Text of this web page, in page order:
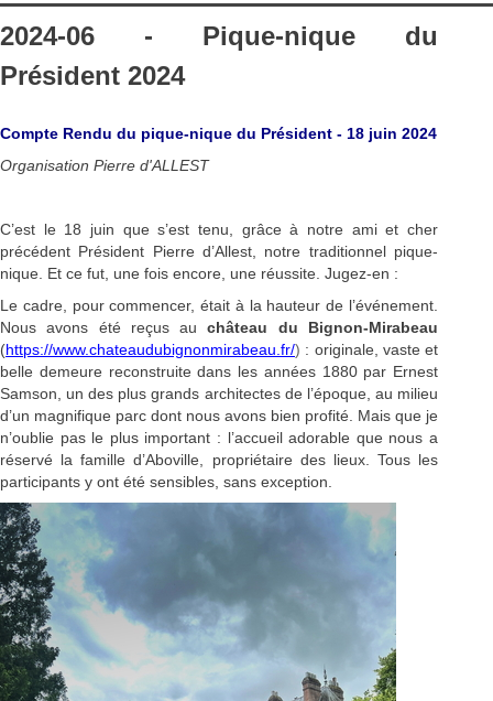
2024-06 - Pique-nique du
Président 2024
Compte Rendu du pique-nique du Président - 18 juin 2024
Organisation Pierre d'ALLEST
C’est le 18 juin que s’est tenu, grâce à notre ami et cher
précédent Président Pierre d’Allest, notre traditionnel pique-
nique. Et ce fut, une fois encore, une réussite. Jugez-en :
Le cadre, pour commencer, était à la hauteur de l’événement.
Nous avons été reçus auchâteau du Bignon-Mirabeau
(https://www.chateaudubignonmirabeau.fr/) : originale, vaste et
belle demeure reconstruite dans les années 1880 par Ernest
Samson, un des plus grands architectes de l’époque, au milieu
d’un magnifique parc dont nous avons bien profité. Mais que je
n’oublie pas le plus important : l’accueil adorable que nous a
réservé la famille d’Aboville, propriétaire des lieux. Tous les
participants y ont été sensibles, sans exception.